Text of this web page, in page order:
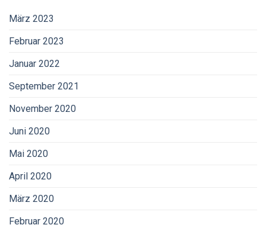
März 2023
Februar 2023
Januar 2022
September 2021
November 2020
Juni 2020
Mai 2020
April 2020
März 2020
Februar 2020